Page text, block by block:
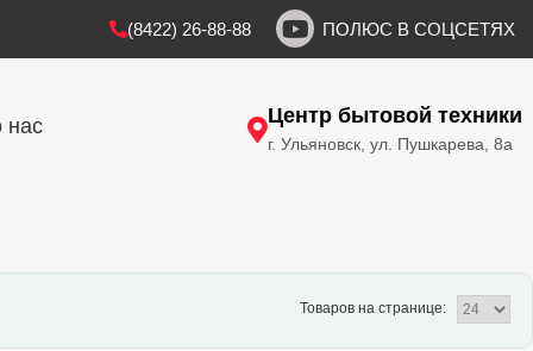
(8422) 26-88-88 ПОЛЮС В СОЦСЕТЯХ
нас Центр бытовой техники
г. Ульяновск, ул. Пушкарева, 8а
Товаров на странице: